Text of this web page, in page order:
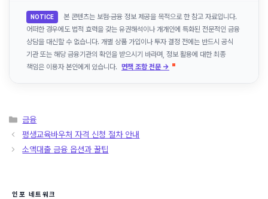
NOTICE
본 콘텐츠는 보험·금융 정보 제공을 목적으로 한 참고 자료입니다.
어떠한 경우에도 법적 효력을 갖는 유권해석이나 개개인에 특화된 전문적인 금융
상담을 대신할 수 없습니다. 개별 상품 가입이나 투자 결정 전에는 반드시 공식
기관 또는 해당 금융기관의 확인을 받으시기 바라며, 정보 활용에 대한 최종
책임은 이용자 본인에게 있습니다. 면책 조항 전문 →
카
테
리
금융
평생교육바우처 자격 신청 절차 안내
소액대출 금융 옵션과 꿀팁
인포 네트워크